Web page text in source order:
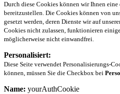
Durch diese Cookies können wir Ihnen
bereitzustellen. Die Cookies können von
gesetzt werden, deren Dienste wir auf
Cookies nicht zulassen, funktionieren
möglicherweise nicht einwandfrei.
Personalisiert:
Diese Seite verwendet Personalisierungs-
können, müssen Sie die Checkbox bei
Name: yourAuthCookie